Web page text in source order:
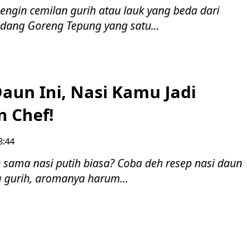
pengin cemilan gurih atau lauk yang beda dari
Goreng Tepung yang satu...
Ini, Nasi Kamu Jadi
Chef!
sama nasi putih biasa? Coba deh resep nasi daun
gurih, aromanya harum...